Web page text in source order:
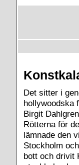
Det sitter i
hollywoodska
Birgit
Rötterna för
lämnade den
Stockholm
bott och drivit